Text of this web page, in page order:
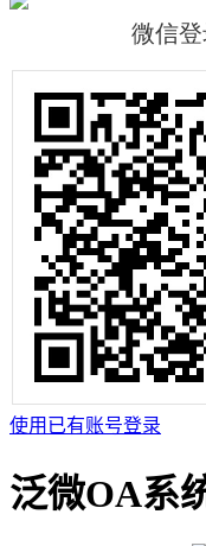
使用已有账号登录
泛微OA系